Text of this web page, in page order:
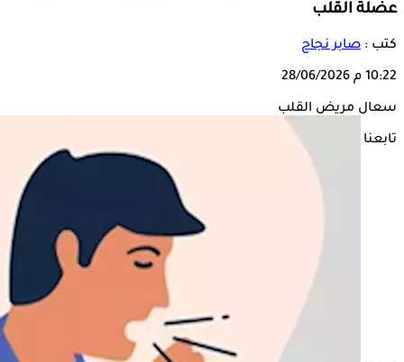
عضلة القلب
كتب : صابر نجاح
10:22 م 28/06/2026
سعال مريض القلب
تابعنا على